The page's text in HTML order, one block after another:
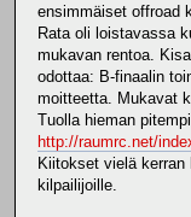
ensimmäiset offroad
Rata oli loistavassa
mukavan rentoa.
odottaa: B-finaalin
moitteetta. Mukavat
Tuolla hieman
http://raumrc.net/
Kiitokset vielä
kilpailijoille.